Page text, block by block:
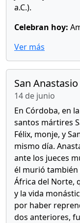
a.C.).
Celebran hoy:
Ver más
San
14 de junio
En Córdoba, en
santos mártires
Félix, monje, y
mismo día.
ante los jueces
él murió también
África del Norte,
y la vida
por haber
dos anteriores,